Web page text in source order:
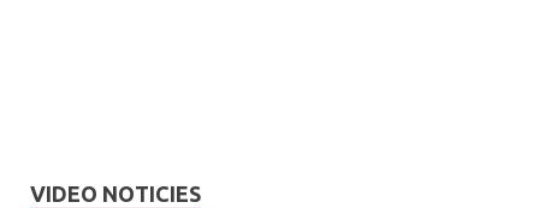
VIDEO NOTICIES